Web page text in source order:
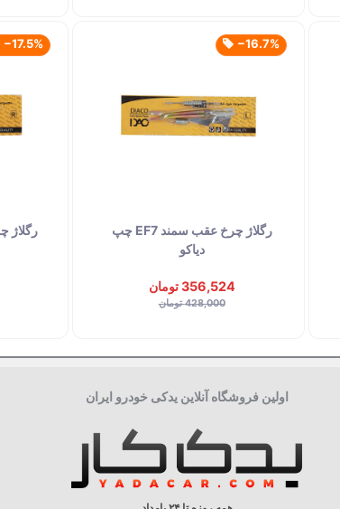
‎−16.7%
رگلاژ چرخ عقب سمند EF7 چپ
دیاکو
356,524 تومان
428,000 تومان
‎−17.5%
اولین فروشگاه آنلاین یدکی خودرو ایران